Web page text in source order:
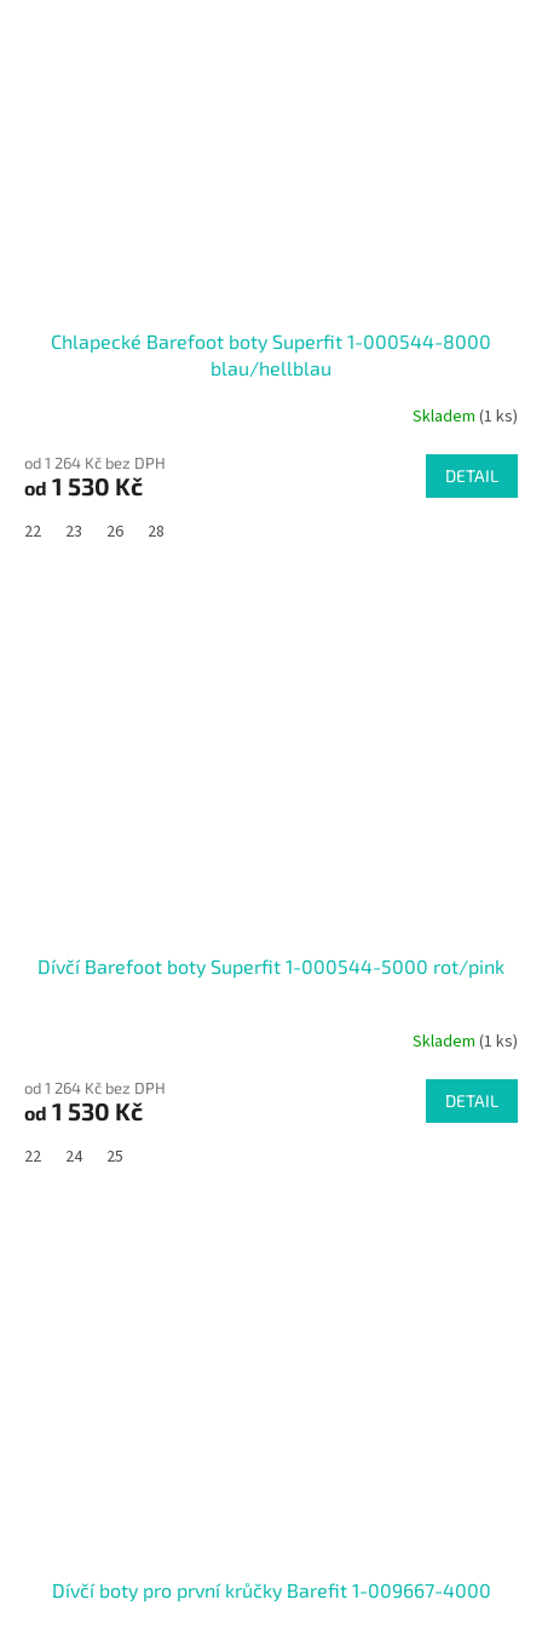
Chlapecké Barefoot boty Superfit 1-000544-8000
blau/hellblau
Skladem (1 ks)
od 1 264 Kč bez DPH
od 1 530 Kč DETAIL
22 23 26 28
Dívčí Barefoot boty Superfit 1-000544-5000 rot/pink
Skladem (1 ks)
od 1 264 Kč bez DPH
od 1 530 Kč DETAIL
22 24 25
Dívčí boty pro první krůčky Barefit 1-009667-4000